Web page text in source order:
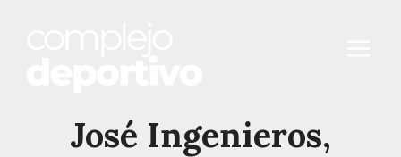
José Ingenieros,